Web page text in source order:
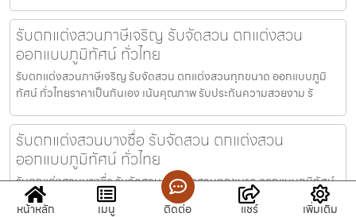
รับตกแต่งสวนภาษีเจริญ รับจัดสวน ตกแต่งสวน
ออกแบบภูมิทัศน์ ทั่วไทย
รับตกแต่งสวนภาษีเจริญ รับจัดสวน ตกแต่งสวนทุกขนาด ออกแบบภูมิ
ทัศน์ ทั่วไทยราคาเป็นกันเอง เน้นคุณภาพ รับประกันความสวยงาม รั
รับตกแต่งสวนบางซื่อ รับจัดสวน ตกแต่งสวน
ออกแบบภูมิทัศน์ ทั่วไทย
รับตกแต่งสวนบางซื่อ รับจัดสวน ตกแต่งสวนทุกขนาด ออกแบบภูมิทัศน์
ทั่วไทยราคาเป็นกันเอง เน้นคุณภาพ รับประกันความสวยงาม รับต
หน้าหลัก เมนู ติดต่อ แชร์ เพิ่มเติม